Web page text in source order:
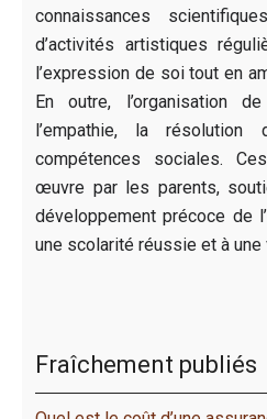
connaissances
d’activités artistiques
l’expression de soi tout en
En outre, l’organisation
l’empathie, la
compétences sociales.
œuvre par les parents,
développement précoce de
une scolarité réussie et à une
Fraîchement publiés